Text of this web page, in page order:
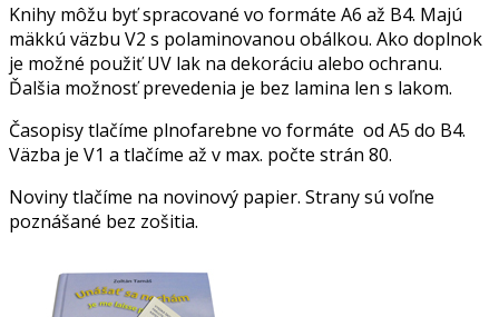
Knihy môžu byť spracované vo formáte A6 až B4. Majú
mäkkú väzbu V2 s polaminovanou obálkou. Ako doplnok
je možné použiť UV lak na dekoráciu alebo ochranu.
Ďalšia možnosť prevedenia je bez lamina len s lakom.
Časopisy tlačíme plnofarebne vo formáte od A5 do B4.
Väzba je V1 a tlačíme až v max. počte strán 80.
Noviny tlačíme na novinový papier. Strany sú voľne
poznášané bez zošitia.